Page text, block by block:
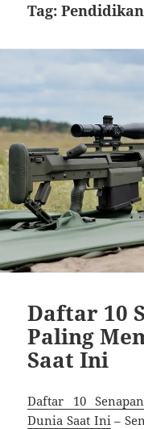
Tag:
Daftar 10
Paling
Saat Ini
Daftar 10
Dunia Saat Ini –